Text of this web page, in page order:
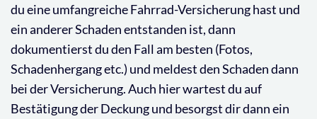
du eine umfangreiche Fahrrad-Versicherung hast und
ein anderer Schaden entstanden ist, dann
dokumentierst du den Fall am besten (Fotos,
Schadenhergang etc.) und meldest den Schaden dann
bei der Versicherung. Auch hier wartest du auf
Bestätigung der Deckung und besorgst dir dann ein